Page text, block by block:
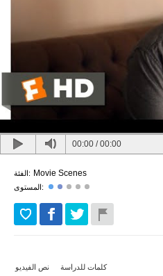
00:00 /00:00
الفئة: Movie Scenes
المستوى:
نص الفيديو كلمات للدراسة